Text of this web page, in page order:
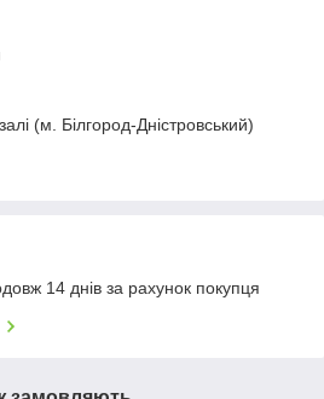
(м. Білгород-Дністровський)
14 днів за рахунок покупця